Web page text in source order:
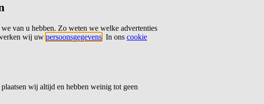
van u hebben. Zo weten we welke advertenties
wij uw persoonsgegevens . In ons cookie
wij altijd en hebben weinig tot geen